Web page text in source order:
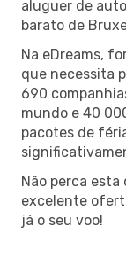
aluguer de
barato de
Na eDreams,
que necessita
690
mundo e 40
pacotes de
Não perca
excelente
já o seu voo!